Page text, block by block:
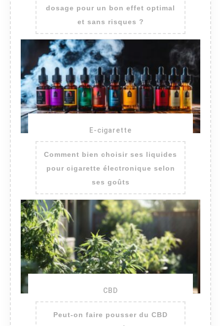
dosage pour un bon effet optimal
et sans risques ?
E-cigarette
Comment bien choisir ses liquides
pour cigarette électronique selon
ses goûts
CBD
Peut-on faire pousser du CBD